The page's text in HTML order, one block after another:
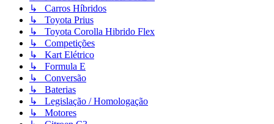
↳ Carros Híbridos
↳ Toyota Prius
↳ Toyota Corolla Hibrido Flex
↳ Competições
↳ Kart Elétrico
↳ Formula E
↳ Conversão
↳ Baterias
↳ Legislação / Homologação
↳ Motores